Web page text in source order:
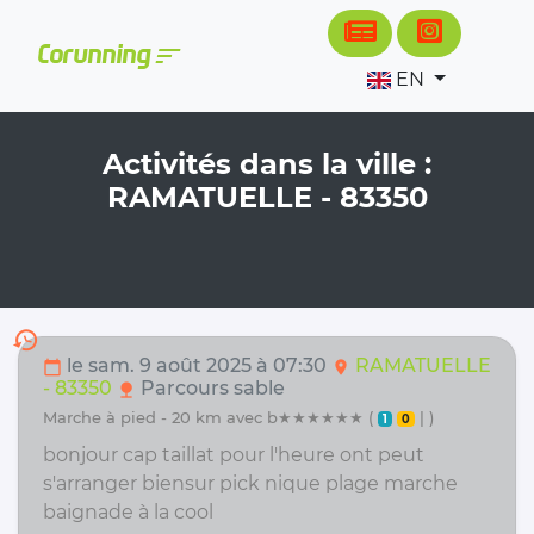
Corunningsort
EN
Activités dans la ville :
RAMATUELLE - 83350
history
calendar_today le sam. 9 août 2025 à 07:30 location_on RAMATUELLE
- 83350 nature Parcours sable
marche à pied - 20 km avec b★★★★★★ ( 1 0 | )
bonjour cap taillat pour l'heure ont peut
s'arranger biensur pick nique plage marche
baignade à la cool